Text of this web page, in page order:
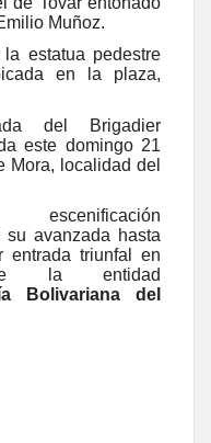
Muñoz.
estatua pedestre
en la plaza,
del Brigadier
este domingo 21
Mora, localidad del
avanzada hasta
entrada triunfal en
la entidad
Bolivariana del